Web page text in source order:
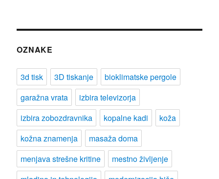
OZNAKE
3d tisk 3D tiskanje
bioklimatske pergole
garažna vrata
izbira televizorja
izbira zobozdravnika
kopalne kadi
koža
kožna znamenja
masaža doma
menjava strešne kritine
mestno življenje